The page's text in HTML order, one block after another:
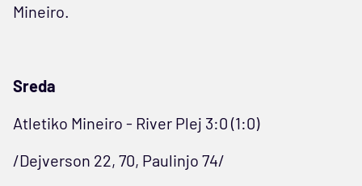
Mineiro.
Sreda
Atletiko Mineiro - River Plej 3:0 (1:0)
/Dejverson 22, 70, Paulinjo 74/